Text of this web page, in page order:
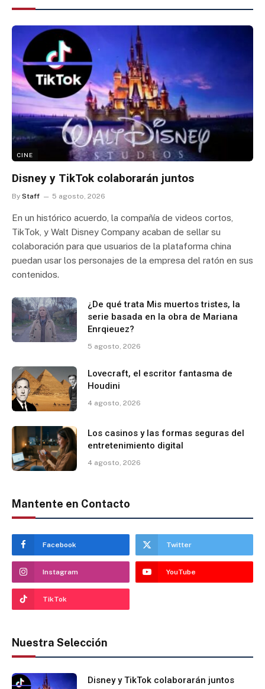
CINE
Disney y TikTok colaborarán juntos
By Staff 5 agosto, 2026
En un histórico acuerdo, la compañía de videos cortos,
TikTok, y Walt Disney Company acaban de sellar su
colaboración para que usuarios de la plataforma china
puedan usar los personajes de la empresa del ratón en sus
contenidos.
¿De qué trata Mis muertos tristes, la
serie basada en la obra de Mariana
Enrqieuez?
5 agosto, 2026
Lovecraft, el escritor fantasma de
Houdini
4 agosto, 2026
Los casinos y las formas seguras del
entretenimiento digital
4 agosto, 2026
Mantente en Contacto
Facebook Twitter
Instagram YouTube
TikTok
Nuestra Selección
Disney y TikTok colaborarán juntos